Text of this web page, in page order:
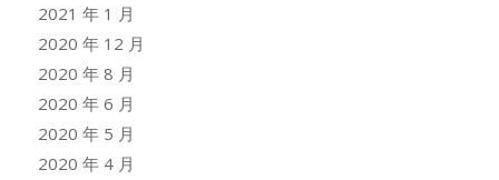
2021 年 1 月
2020 年 12 月
2020 年 8 月
2020 年 6 月
2020 年 5 月
2020 年 4 月